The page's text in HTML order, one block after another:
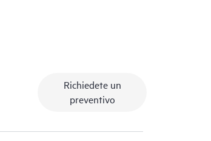
Richiedete un
preventivo